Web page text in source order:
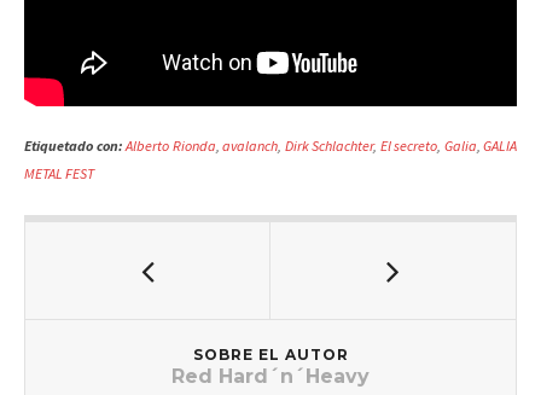
Etiquetado con: Alberto Rionda avalanch Dirk Schlachter, El secreto Galia GALIA
METAL FEST
SOBRE EL AUTOR
Red Hard´n´Heavy